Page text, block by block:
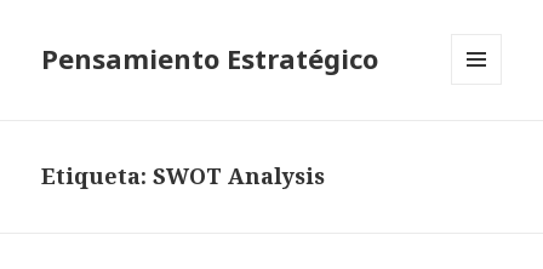
Pensamiento Estratégico
Etiqueta: SWOT Analysis